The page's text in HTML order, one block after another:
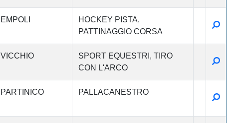
EMPOLI
HOCKEY PISTA
PATTINAGGIO CORSA
VICCHIO SPORT EQUESTRI
TIRO
CON L'ARCO
PARTINICO PALLACANESTRO